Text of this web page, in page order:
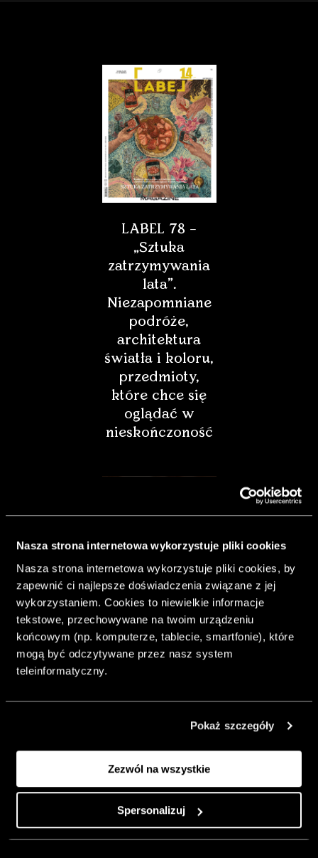
Nasza strona internetowa wykorzystuje pliki cookies
Nasza strona internetowa wykorzystuje pliki cookies, by
zapewnić ci najlepsze doświadczenia związane z jej
wykorzystaniem. Cookies to niewielkie informacje
tekstowe, przechowywane na twoim urządzeniu
końcowym (np. komputerze, tablecie, smartfonie), które
mogą być odczytywane przez nasz system
teleinformatyczny.
Pokaż szczegóły
Zezwól na wszystkie
Spersonalizuj
LABEL 78 –
„Sztuka
zatrzymywania
lata”.
Niezapomniane
podróże,
architektura
światła i koloru,
przedmioty,
które chce się
oglądać w
nieskończoność
& Living 40.
„Dom bardziej
Twój. Odważ się
urządzić go
rzemiosło jako
punkt wyjścia
do wnętrz
pełnych
charakteru”.